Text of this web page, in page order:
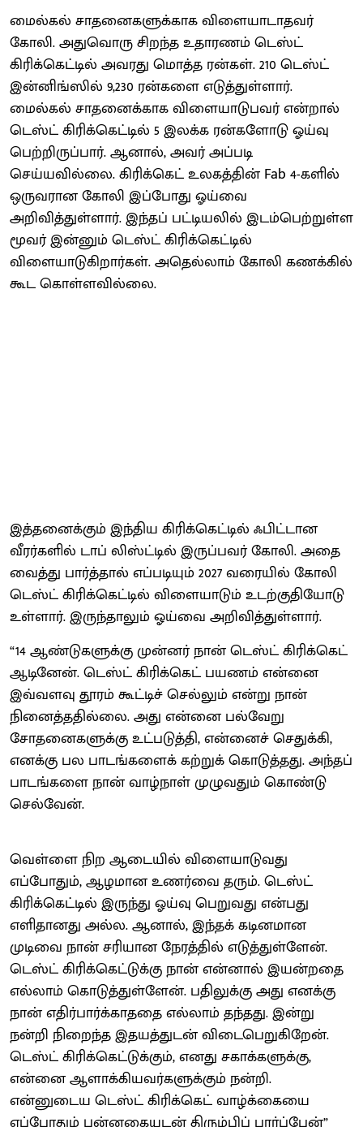
மைல்கல் சாதனைகளுக்காக விளையாடாதவர்
கோலி. அதுவொரு சிறந்த உதாரணம் டெஸ்ட்
கிரிக்கெட்டில் அவரது மொத்த ரன்கள். 210 டெஸ்ட்
இன்னிங்ஸில் 9,230 ரன்களை எடுத்துள்ளார்.
மைல்கல் சாதனைக்காக விளையாடுபவர் என்றால்
டெஸ்ட் கிரிக்கெட்டில் 5 இலக்க ரன்களோடு ஓய்வு
பெற்றிருப்பார். ஆனால், அவர் அப்படி
செய்யவில்லை. கிரிக்கெட் உலகத்தின் Fab 4-களில்
ஒருவரான கோலி இப்போது ஓய்வை
அறிவித்துள்ளார். இந்தப் பட்டியலில் இடம்பெற்றுள்ள
மூவர் இன்னும் டெஸ்ட் கிரிக்கெட்டில்
விளையாடுகிறார்கள். அதெல்லாம் கோலி கணக்கில்
கூட கொள்ளவில்லை.
இத்தனைக்கும் இந்திய கிரிக்கெட்டில் ஃபிட்டான
வீரர்களில் டாப் லிஸ்ட்டில் இருப்பவர் கோலி. அதை
வைத்து பார்த்தால் எப்படியும் 2027 வரையில் கோலி
டெஸ்ட் கிரிக்கெட்டில் விளையாடும் உடற்குதியோடு
உள்ளார். இருந்தாலும் ஓய்வை அறிவித்துள்ளார்.
“14 ஆண்டுகளுக்கு முன்னர் நான் டெஸ்ட் கிரிக்கெட்
ஆடினேன். டெஸ்ட் கிரிக்கெட் பயணம் என்னை
இவ்வளவு தூரம் கூட்டிச் செல்லும் என்று நான்
நினைத்ததில்லை. அது என்னை பல்வேறு
சோதனைகளுக்கு உட்படுத்தி, என்னைச் செதுக்கி,
எனக்கு பல பாடங்களைக் கற்றுக் கொடுத்தது. அந்தப்
பாடங்களை நான் வாழ்நாள் முழுவதும் கொண்டு
செல்வேன்.
வெள்ளை நிற ஆடையில் விளையாடுவது
எப்போதும், ஆழமான உணர்வை தரும். டெஸ்ட்
கிரிக்கெட்டில் இருந்து ஓய்வு பெறுவது என்பது
எளிதானது அல்ல. ஆனால், இந்தக் கடினமான
முடிவை நான் சரியான நேரத்தில் எடுத்துள்ளேன்.
டெஸ்ட் கிரிக்கெட்டுக்கு நான் என்னால் இயன்றதை
எல்லாம் கொடுத்துள்ளேன். பதிலுக்கு அது எனக்கு
நான் எதிர்பார்க்காததை எல்லாம் தந்தது. இன்று
நன்றி நிறைந்த இதயத்துடன் விடைபெறுகிறேன்.
டெஸ்ட் கிரிக்கெட்டுக்கும், எனது சகாக்களுக்கு,
என்னை ஆளாக்கியவர்களுக்கும் நன்றி.
என்னுடைய டெஸ்ட் கிரிக்கெட் வாழ்க்கையை